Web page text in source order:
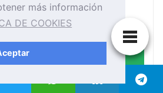
11,90 EUR
Ver Producto
más información
DE COOKIES